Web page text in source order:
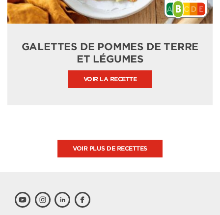
GALETTES DE POMMES DE TERRE
ET LÉGUMES
VOIR LA RECETTE
VOIR PLUS DE RECETTES